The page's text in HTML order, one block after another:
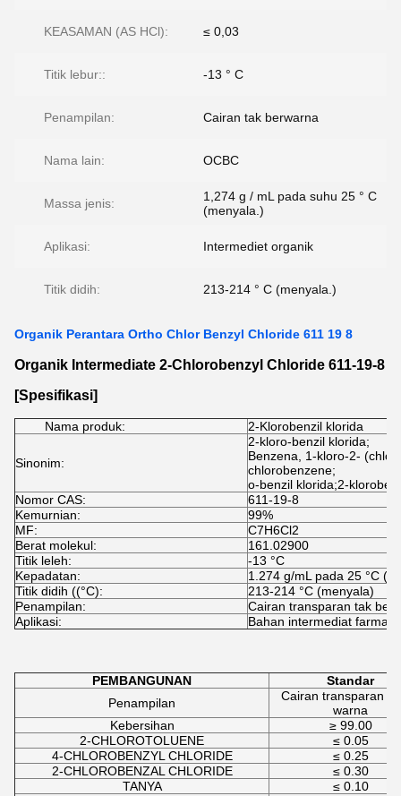
KEASAMAN (AS HCl): ≤ 0,03
Titik lebur:: -13 ° C
Penampilan: Cairan tak berwarna
Nama lain: OCBC
Massa jenis:
1,274 g / mL pada suhu 25 ° C
(menyala.)
Aplikasi: Intermediet organik
Titik didih: 213-214 ° C (menyala.)
Organik Perantara Ortho Chlor Benzyl Chloride 611 19 8
Organik Intermediate 2-Chlorobenzyl Chloride 611-19-8
[Spesifikasi]
Nama produk: 2-Klorobenzil klorida
Sinonim:
2-kloro-benzil klorida;
Benzena, 1-kloro-2-
chlorobenzene;
o-benzil klorida;2-
Nomor CAS:
611-19-8
Kemurnian:
99%
MF:
C7H6Cl2
Berat molekul:
161.02900
Titik leleh:
-13 °C
Kepadatan:
1.274 g/mL pada 25 °C
Titik didih ((°C):
213-214 °C (menyala)
Penampilan:
Cairan transparan tak
Aplikasi:
Bahan intermediat farmasi
PEMBANGUNAN
Standar
Penampilan
Cairan transparan
warna
Kebersihan
≥ 99.00
2-CHLOROTOLUENE
≤ 0.05
4-CHLOROBENZYL CHLORIDE
≤ 0.25
2-CHLOROBENZAL CHLORIDE
≤ 0.30
TANYA
≤ 0.10